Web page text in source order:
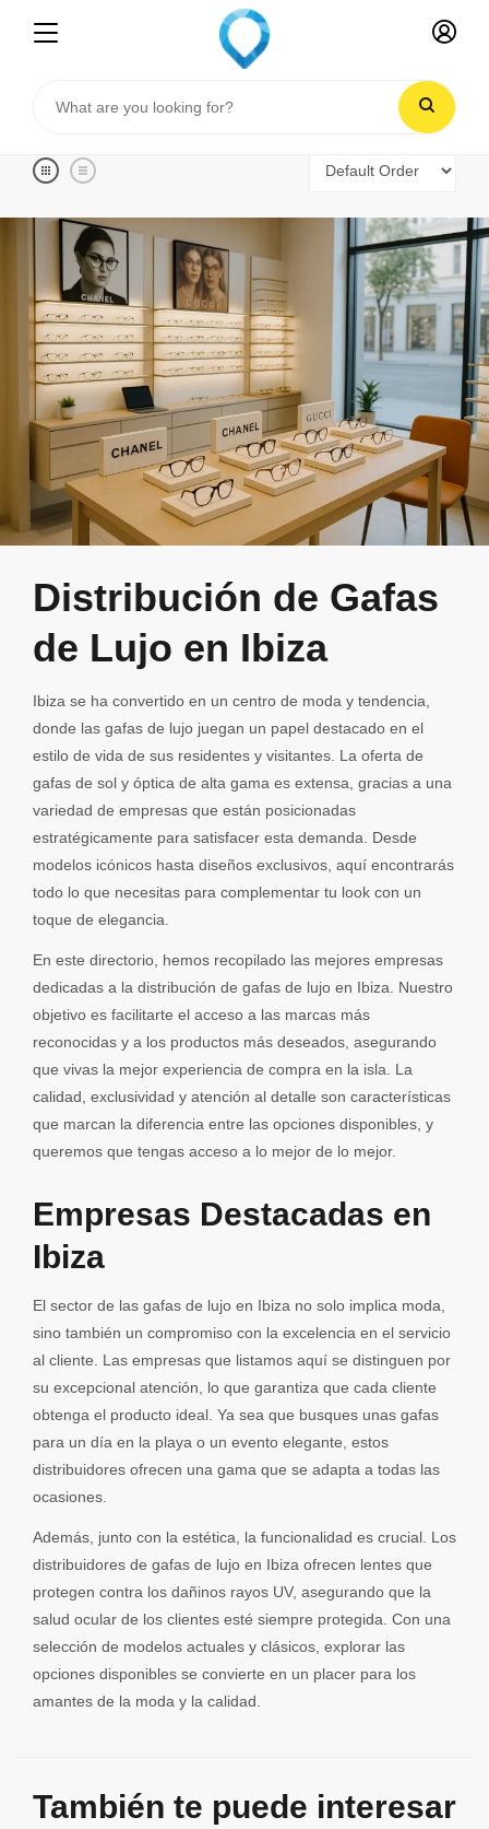
Distribución de Gafas
de Lujo en Ibiza
Ibiza se ha convertido en un centro de moda y tendencia,
donde las gafas de lujo juegan un papel destacado en el
estilo de vida de sus residentes y visitantes. La oferta de
gafas de sol y óptica de alta gama es extensa, gracias a una
variedad de empresas que están posicionadas
estratégicamente para satisfacer esta demanda. Desde
modelos icónicos hasta diseños exclusivos, aquí encontrarás
todo lo que necesitas para complementar tu look con un
toque de elegancia.
En este directorio, hemos recopilado las mejores empresas
dedicadas a la distribución de gafas de lujo en Ibiza. Nuestro
objetivo es facilitarte el acceso a las marcas más
reconocidas y a los productos más deseados, asegurando
que vivas la mejor experiencia de compra en la isla. La
calidad, exclusividad y atención al detalle son características
que marcan la diferencia entre las opciones disponibles, y
queremos que tengas acceso a lo mejor de lo mejor.
Empresas Destacadas en
Ibiza
El sector de las gafas de lujo en Ibiza no solo implica moda,
sino también un compromiso con la excelencia en el servicio
al cliente. Las empresas que listamos aquí se distinguen por
su excepcional atención, lo que garantiza que cada cliente
obtenga el producto ideal. Ya sea que busques unas gafas
para un día en la playa o un evento elegante, estos
distribuidores ofrecen una gama que se adapta a todas las
ocasiones.
Además, junto con la estética, la funcionalidad es crucial. Los
distribuidores de gafas de lujo en Ibiza ofrecen lentes que
protegen contra los dañinos rayos UV, asegurando que la
salud ocular de los clientes esté siempre protegida. Con una
selección de modelos actuales y clásicos, explorar las
opciones disponibles se convierte en un placer para los
amantes de la moda y la calidad.
También te puede interesar